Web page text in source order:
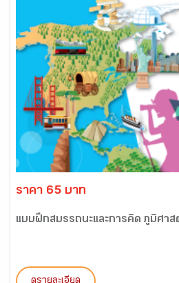
ราคา 65 บาท
แบบฝึกสมรรถนะและการคิด ภูมิศาส